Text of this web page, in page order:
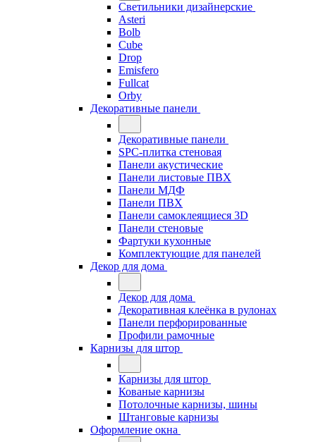
Светильники дизайнерские
Asteri
Bolb
Cube
Drop
Emisfero
Fullcat
Orby
Декоративные панели
Декоративные панели
SPC-плитка стеновая
Панели акустические
Панели листовые ПВХ
Панели МДФ
Панели ПВХ
Панели самоклеящиеся 3D
Панели стеновые
Фартуки кухонные
Комплектующие для панелей
Декор для дома
Декор для дома
Декоративная клеёнка в рулонах
Панели перфорированные
Профили рамочные
Карнизы для штор
Карнизы для штор
Кованые карнизы
Потолочные карнизы, шины
Штанговые карнизы
Оформление окна